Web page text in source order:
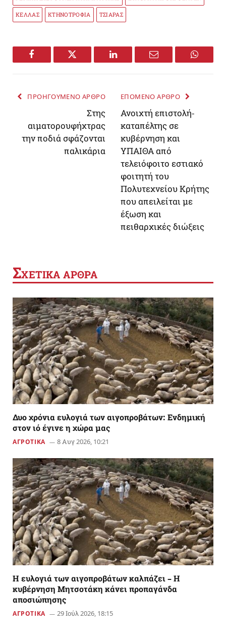
ΚΕΛΛΑΣ ΚΤΗΝΟΤΡΟΦΙΑ ΤΣΙΑΡΑΣ
Facebook Twitter LinkedIn Email
ΠΡΟΗΓΟΥΜΕΝΟ ΑΡΘΡΟ
Στης
αιματορουφήχτρας
την ποδιά σφάζονται
παλικάρια
ΕΠΟΜΕΝΟ ΑΡΘΡΟ
Ανοιχτή επιστολή-
καταπέλτης σε
κυβέρνηση και
ΥΠΑΙΘΑ από
τελειόφοιτο εστιακό
φοιτητή του
Πολυτεχνείου Κρήτης
που απειλείται με
έξωση και
πειθαρχικές διώξεις
ΣΧΕΤΙΚΑ ΑΡΘΡΑ
Δυο χρόνια ευλογιά των αιγοπροβάτων: Ενδημική
στον ιό έγινε η χώρα μας
ΑΓΡΟΤΙΚΑ 8 Αυγ 2026, 10:21
Η ευλογιά των αιγοπροβάτων καλπάζει – Η
κυβέρνηση Μητσοτάκη κάνει προπαγάνδα
αποσιώπησης
ΑΓΡΟΤΙΚΑ 29 Ιούλ 2026, 18:15